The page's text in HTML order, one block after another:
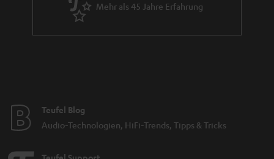
Mehr als 45 Jahre Erfahrung
Teufel Blog
Audio-Technologien, HiFi-Trends, Tipps & Tricks